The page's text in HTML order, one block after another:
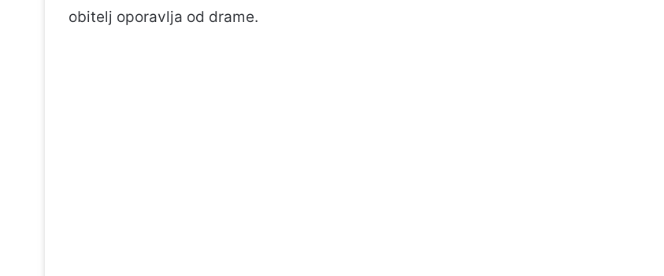
obitelj oporavlja od drame.